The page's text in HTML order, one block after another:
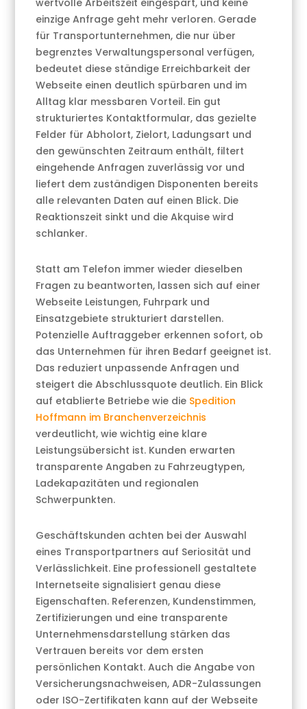
wertvolle Arbeitszeit eingespart, und keine
einzige Anfrage geht mehr verloren. Gerade
für Transportunternehmen, die nur über
begrenztes Verwaltungspersonal verfügen,
bedeutet diese ständige Erreichbarkeit der
Webseite einen deutlich spürbaren und im
Alltag klar messbaren Vorteil. Ein gut
strukturiertes Kontaktformular, das gezielte
Felder für Abholort, Zielort, Ladungsart und
den gewünschten Zeitraum enthält, filtert
eingehende Anfragen zuverlässig vor und
liefert dem zuständigen Disponenten bereits
alle relevanten Daten auf einen Blick. Die
Reaktionszeit sinkt und die Akquise wird
schlanker.
Statt am Telefon immer wieder dieselben
Fragen zu beantworten, lassen sich auf einer
Webseite Leistungen, Fuhrpark und
Einsatzgebiete strukturiert darstellen.
Potenzielle Auftraggeber erkennen sofort, ob
das Unternehmen für ihren Bedarf geeignet ist.
Das reduziert unpassende Anfragen und
steigert die Abschlussquote deutlich. Ein Blick
auf etablierte Betriebe wie die Spedition
Hoffmann im Branchenverzeichnis
verdeutlicht, wie wichtig eine klare
Leistungsübersicht ist. Kunden erwarten
transparente Angaben zu Fahrzeugtypen,
Ladekapazitäten und regionalen
Schwerpunkten.
Geschäftskunden achten bei der Auswahl
eines Transportpartners auf Seriosität und
Verlässlichkeit. Eine professionell gestaltete
Internetseite signalisiert genau diese
Eigenschaften. Referenzen, Kundenstimmen,
Zertifizierungen und eine transparente
Unternehmensdarstellung stärken das
Vertrauen bereits vor dem ersten
persönlichen Kontakt. Auch die Angabe von
Versicherungsnachweisen, ADR-Zulassungen
oder ISO-Zertifikaten kann auf der Webseite